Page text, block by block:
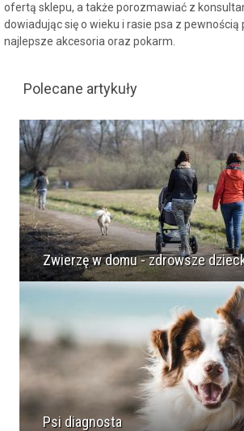
ofertą sklepu, a także porozmawiać z
dowiadując się o wieku i rasie psa z
najlepsze akcesoria oraz pokarm.
Polecane artykuły
Zwierzę w domu - zdrowsze
Psi diagnosta